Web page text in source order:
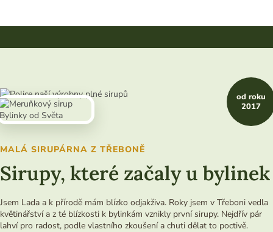
MALÁ SIRUPÁRNA Z TŘEBONĚ
Sirupy, které začaly u bylinek
Jsem Lada a k přírodě mám blízko odjakživa. Roky jsem v Třeboni vedla
květinářství a z té blízkosti k bylinkám vznikly první sirupy. Nejdřív pár
lahví pro radost, podle vlastního zkoušení a chuti dělat to poctivě.
od roku
2017